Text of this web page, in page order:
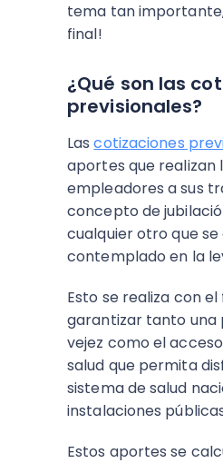
tema tan
final!
¿Qué son las
previsionales?
Lascotizaciones
aportes que realizan
empleadores a sus
concepto de
cualquier otro que
contemplado en la
Esto se realiza con el
garantizar tanto una
vejez como el
salud que permita
sistema de salud
instalaciones
Estos aportes se